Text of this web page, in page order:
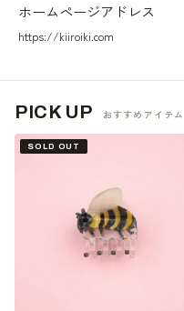
ホームページアドレス
https://kiiroiki.com
PICK UP おすすめアイテム
SOLD OUT